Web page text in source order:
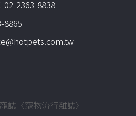
02-2363-8838
8865
誌〈寵物流行雜誌〉